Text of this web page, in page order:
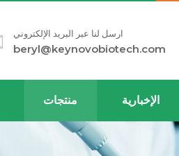
ارسل لنا عبر البريد الإلكتروني
beryl@keynovobiotech.com
منتجات الإخبارية